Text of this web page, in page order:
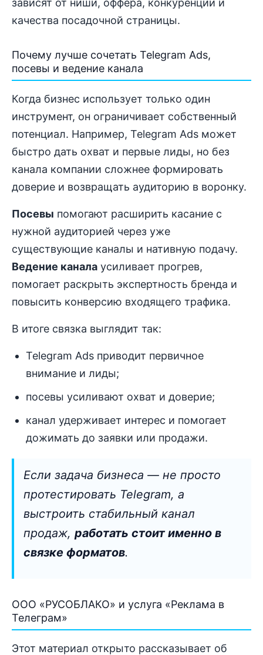
качества посадочной страницы.
Почему лучше сочетать Telegram Ads,
посевы и ведение канала
Когда бизнес использует только один
инструмент, он ограничивает собственный
потенциал. Например, Telegram Ads может
быстро дать охват и первые лиды, но без
канала компании сложнее формировать
доверие и возвращать аудиторию в воронку.
Посевы помогают расширить касание с
нужной аудиторией через уже
существующие каналы и нативную подачу.
Ведение канала усиливает прогрев,
помогает раскрыть экспертность бренда и
повысить конверсию входящего трафика.
В итоге связка выглядит так:
Telegram Ads приводит первичное
внимание и лиды;
посевы усиливают охват и доверие;
канал удерживает интерес и помогает
дожимать до заявки или продажи.
Если задача бизнеса — не просто
протестировать Telegram, а
выстроить стабильный канал
продаж, работать стоит именно в
связке форматов.
ООО «РУСОБЛАКО» и услуга «Реклама в
Телеграм»
Этот материал открыто рассказывает об